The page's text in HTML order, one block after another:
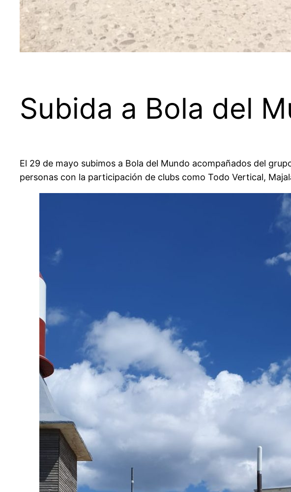
Subida a Bola del
El 29 de mayo subimos a Bola del Mundo acompañados del
personas con la participación de clubs como Todo Vertical,